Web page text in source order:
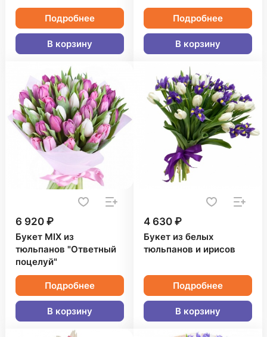
Подробнее
В корзину
Подробнее
В корзину
6 920 ₽
Букет MIX из
тюльпанов "Ответный
поцелуй"
Подробнее
В корзину
4 630 ₽
Букет из белых
тюльпанов и ирисов
Подробнее
В корзину